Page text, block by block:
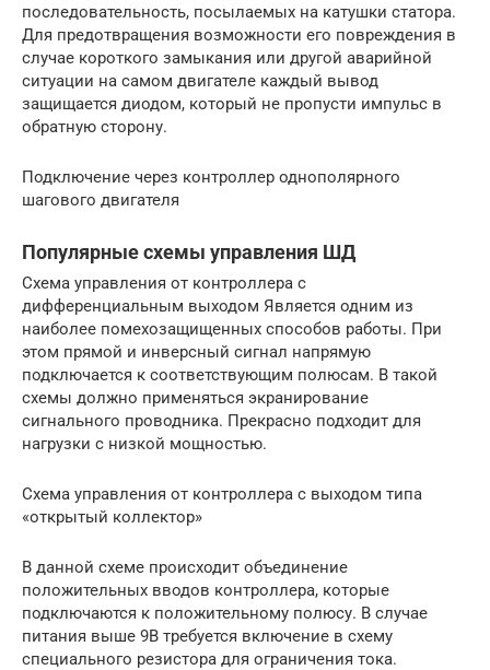
последовательность, посылаемых на катушки статора.
Для предотвращения возможности его повреждения в
случае короткого замыкания или другой аварийной
ситуации на самом двигателе каждый вывод
защищается диодом, который не пропусти импульс в
обратную сторону.
Подключение через контроллер однополярного
шагового двигателя
Популярные схемы управления ШД
Схема управления от контроллера с
дифференциальным выходом Является одним из
наиболее помехозащищенных способов работы. При
этом прямой и инверсный сигнал напрямую
подключается к соответствующим полюсам. В такой
схемы должно применяться экранирование
сигнального проводника. Прекрасно подходит для
нагрузки с низкой мощностью.
Схема управления от контроллера с выходом типа
«открытый коллектор»
В данной схеме происходит объединение
положительных вводов контроллера, которые
подключаются к положительному полюсу. В случае
питания выше 9В требуется включение в схему
специального резистора для ограничения тока.